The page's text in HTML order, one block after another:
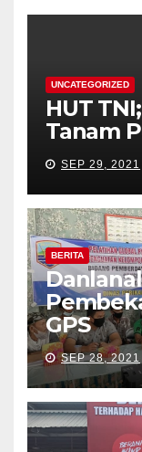
UNCATEGORIZED
HUT
Tanam
SEP 29, 2021
BERITA
GPS
SEP 28, 2021